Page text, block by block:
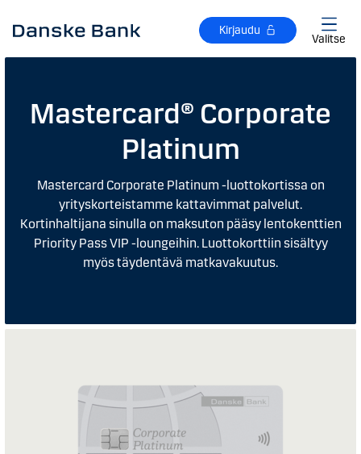
Kirjaudu
Valitse
Mastercard® Corporate
Platinum
Mastercard Corporate Platinum -luottokortissa on
yrityskorteistamme kattavimmat palvelut.
Kortinhaltijana sinulla on maksuton pääsy lentokenttien
Priority Pass VIP -loungeihin. Luottokorttiin sisältyy
myös täydentävä matkavakuutus.